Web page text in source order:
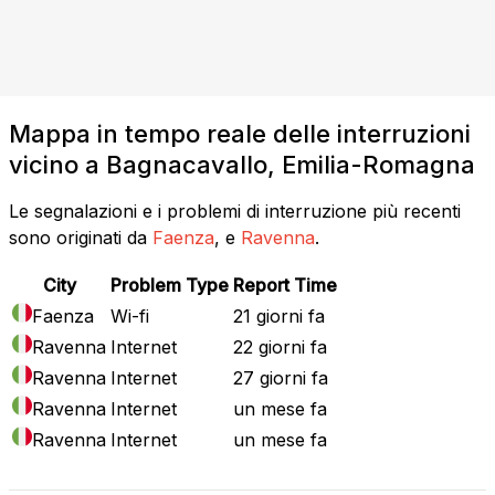
Mappa in tempo reale delle interruzioni
vicino a Bagnacavallo, Emilia-Romagna
Le segnalazioni e i problemi di interruzione più recenti
sono originati da Faenza, e Ravenna.
City Problem Type Report Time
Faenza
Wi-fi
21 giorni fa
Ravenna Internet
22 giorni fa
Ravenna Internet
27 giorni fa
Ravenna Internet
un mese fa
Ravenna Internet un mese fa